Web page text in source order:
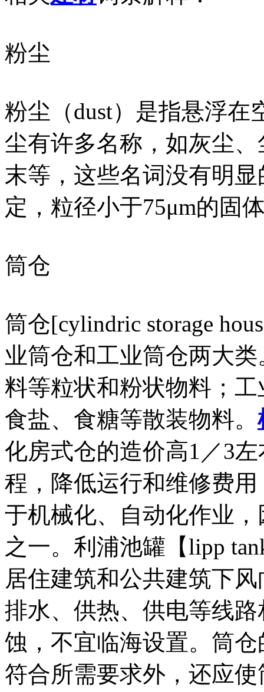
粉尘
粉尘（dust）是指悬浮在
尘有许多名称，如灰尘
末等，这些名词没有明
定，粒径小于75μm的固
筒仓
筒仓[cylindric storage
业筒仓和工业筒仓两大
料等粒状和粉状物料；
食盐、食糖等散装物料。
化房式仓的造价高1／3
程，降低运行和维修费
于机械化、自动化作业
之一。利浦池罐【lipp
居住建筑和公共建筑下
排水、供热、供电等线
蚀，不宜临海设置。筒
符合所需要求外，还应